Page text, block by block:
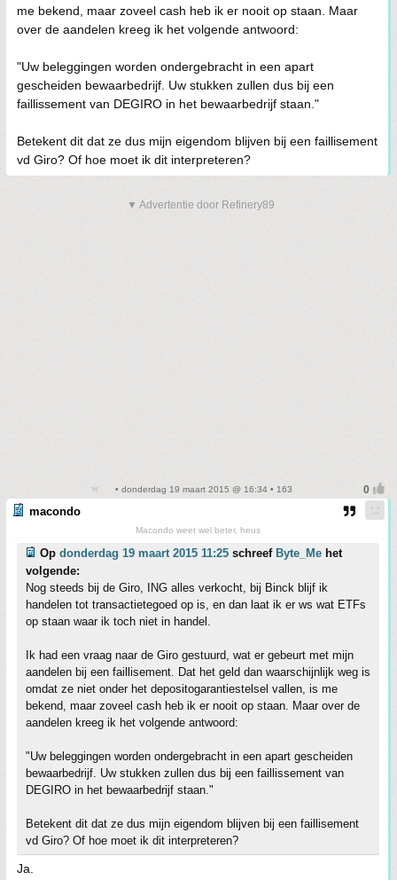
me bekend, maar zoveel cash heb ik er nooit op staan. Maar
over de aandelen kreeg ik het volgende antwoord:
"Uw beleggingen worden ondergebracht in een apart
gescheiden bewaarbedrijf. Uw stukken zullen dus bij een
faillissement van DEGIRO in het bewaarbedrijf staan."
Betekent dit dat ze dus mijn eigendom blijven bij een faillisement
vd Giro? Of hoe moet ik dit interpreteren?
▼ Advertentie door Refinery89
• donderdag 19 maart 2015 @ 16:34 • 163
macondo
Macondo weet wel beter, heus
Op donderdag 19 maart 2015 11:25 schreef Byte_Me het
volgende:
Nog steeds bij de Giro, ING alles verkocht, bij Binck blijf ik
handelen tot transactietegoed op is, en dan laat ik er ws wat ETFs
op staan waar ik toch niet in handel.
Ik had een vraag naar de Giro gestuurd, wat er gebeurt met mijn
aandelen bij een faillisement. Dat het geld dan waarschijnlijk weg is
omdat ze niet onder het depositogarantiestelsel vallen, is me
bekend, maar zoveel cash heb ik er nooit op staan. Maar over de
aandelen kreeg ik het volgende antwoord:
"Uw beleggingen worden ondergebracht in een apart gescheiden
bewaarbedrijf. Uw stukken zullen dus bij een faillissement van
DEGIRO in het bewaarbedrijf staan."
Betekent dit dat ze dus mijn eigendom blijven bij een faillisement
vd Giro? Of hoe moet ik dit interpreteren?
Ja.